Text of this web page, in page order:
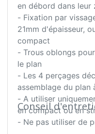
en débord dans leur
- Fixation par
21mm d'épaisseur,
compact
- Trous oblongs
le plan
- Les 4 perçages
assemblage du plan
- A utiliser
en compact ou en
Conseil
- Ne pas utiliser de